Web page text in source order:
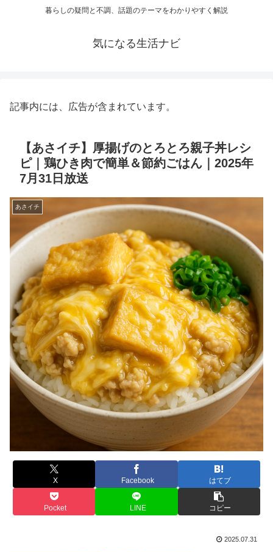
暮らしの疑問と不調、話題のテーマをわかりやすく解説
気になる生活ナビ
記事内には、広告が含まれています。
【あさイチ】厚揚げのとろとろ親子丼レシ
ピ｜鶏ひき肉で簡単＆節約ごはん｜2025年
7月31日放送
あさイチ
X Facebook はてブ
Pocket LINE コピー
2025.07.31